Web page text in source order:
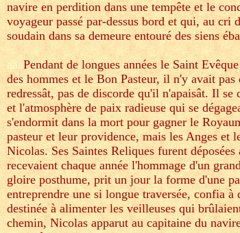
navire en perdition dans une tempête et le
voyageur passé par-dessus bord et qui, au
soudain dans sa demeure entouré des siens
aaaPendant de longues années le Saint
des hommes et le Bon Pasteur, il n'y avait
redressât, pas de discorde qu'il n'apaisât. Il
et l'atmosphère de paix radieuse qui se
s'endormit dans la mort pour gagner le
pasteur et leur providence, mais les Anges et
Nicolas. Ses Saintes Reliques furent
recevaient chaque année l'hommage d'un
gloire posthume, prit un jour la forme d'une
entreprendre une si longue traversée, confia
destinée à alimenter les veilleuses qui
chemin, Nicolas apparut au capitaine du